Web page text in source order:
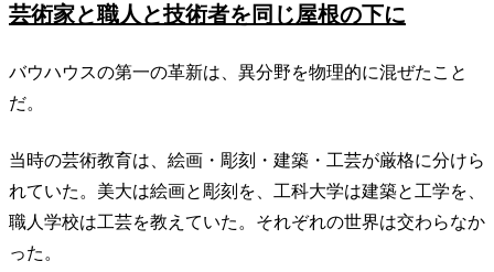
芸術家と職人と技術者を同じ屋根の下に
バウハウスの第一の革新は、異分野を物理的に混ぜたこと
だ。
当時の芸術教育は、絵画・彫刻・建築・工芸が厳格に分けら
れていた。美大は絵画と彫刻を、工科大学は建築と工学を、
職人学校は工芸を教えていた。それぞれの世界は交わらなか
った。